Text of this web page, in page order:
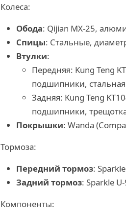
Колеса:
Обода: Qijian MX-25,
Спицы: Стальные,
Втулки:
Передняя: Kung Teng
подшипники, стальная
Задняя: Kung Teng
подшипники,
Покрышки: Wanda
Тормоза:
Передний тормоз:
Задний тормоз: Sparkle
Компоненты: